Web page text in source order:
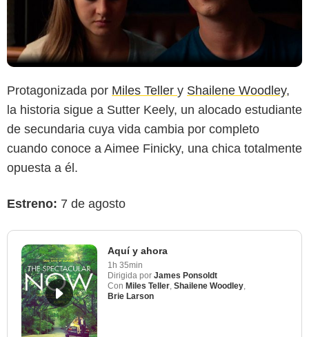
Protagonizada por Miles Teller y Shailene Woodley,
la historia sigue a Sutter Keely, un alocado estudiante
de secundaria cuya vida cambia por completo
cuando conoce a Aimee Finicky, una chica totalmente
opuesta a él.
Estreno: 7 de agosto
Aquí y ahora
1h 35min
Dirigida por James Ponsoldt
Con Miles Teller Shailene Woodley
Brie Larson